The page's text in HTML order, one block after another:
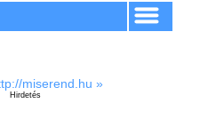
miserend.hu »
Hirdetés